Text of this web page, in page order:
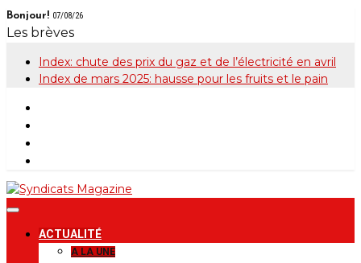
Skip
to
Bonjour! 07/08/26
Les brèves
Index: chute des prix du gaz et de l’électricité en avril
Index de mars 2025: hausse pour les fruits et le pain
Syndicats
Magazine
Le magazine de la FGTB
ACTUALITÉ
A LA UNE